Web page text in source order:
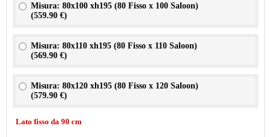
Misura: 80x100 xh195 (80 Fisso x 100 Saloon)
(559.90 €)
Misura: 80x110 xh195 (80 Fisso x 110 Saloon)
(569.90 €)
Misura: 80x120 xh195 (80 Fisso x 120 Saloon)
(579.90 €)
Lato fisso da 90 cm